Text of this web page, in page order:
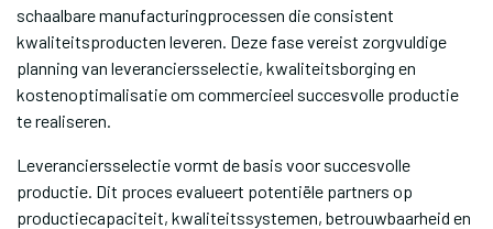
schaalbare manufacturingprocessen die consistent
kwaliteitsproducten leveren. Deze fase vereist zorgvuldige
planning van leveranciersselectie, kwaliteitsborging en
kostenoptimalisatie om commercieel succesvolle productie
te realiseren.
Leveranciersselectie vormt de basis voor succesvolle
productie. Dit proces evalueert potentiële partners op
productiecapaciteit, kwaliteitssystemen, betrouwbaarheid en